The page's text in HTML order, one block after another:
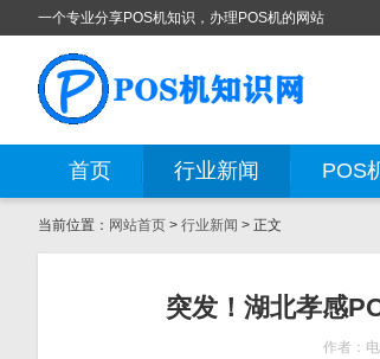
一个专业分享POS机知识，办理POS机的网站
首页 行业新闻 POS
当前位置： 网站首页 > 行业新闻 > 正文
突发！湖北孝感
作者：